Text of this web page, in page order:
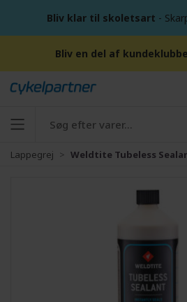
Bliv klar til skoletsart -
Bliv en del af
Lappegrej Weldtite Tubeless